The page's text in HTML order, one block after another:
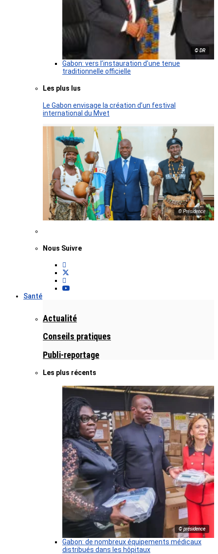
© DR
Gabon: vers l’instauration d’une tenue
traditionnelle officielle
Les plus lus
Le Gabon envisage la création d’un festival
international du Mvet
© Présidence
Nous Suivre
Santé
Actualité
Conseils pratiques
Publi-reportage
Les plus récents
© présidence
Gabon: de nombreux équipements médicaux
distribués dans les hôpitaux